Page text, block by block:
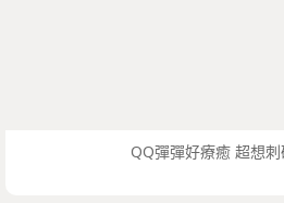
QQ彈彈好療癒 超想